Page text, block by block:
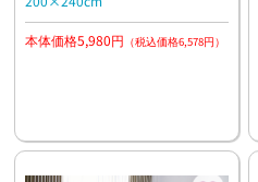
本体価格5,980円 （税込価格6,578円）